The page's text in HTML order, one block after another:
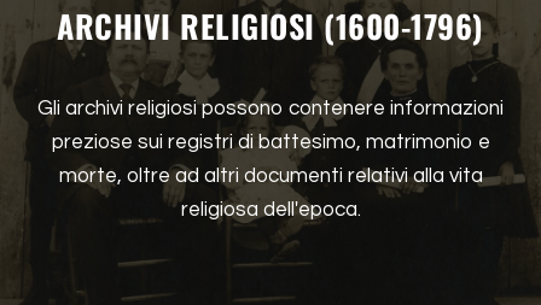
ARCHIVI RELIGIOSI (1600-1796)
Gli archivi religiosi possono contenere informazioni
preziose sui registri di battesimo, matrimonio e
morte, oltre ad altri documenti relativi alla vita
religiosa dell'epoca.